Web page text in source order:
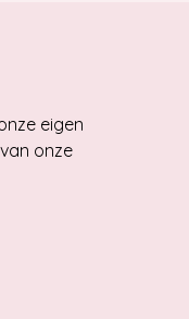
eigen
onze